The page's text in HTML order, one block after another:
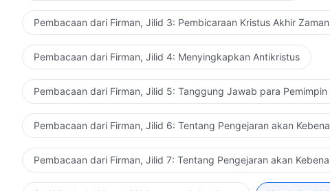
Pembacaan dari Firman, Jilid 3: Pembicaraan Kristus Akhir Zaman
Pembacaan dari Firman, Jilid 4: Menyingkapkan Antikristus
Pembacaan dari Firman, Jilid 5: Tanggung Jawab para Pemimpin
Pembacaan dari Firman, Jilid 6: Tentang Pengejaran akan
Pembacaan dari Firman, Jilid 7: Tentang Pengejaran akan